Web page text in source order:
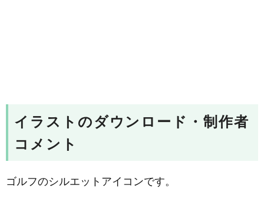
イラストのダウンロード・制作者
コメント
ゴルフのシルエットアイコンです。